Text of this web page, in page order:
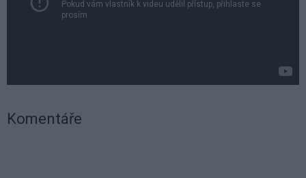
Komentáře